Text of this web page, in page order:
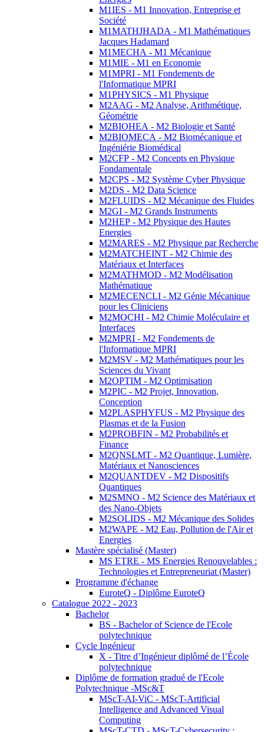
M1IES - M1 Innovation, Entreprise et
Société
M1MATHJHADA - M1 Mathématiques
Jacques Hadamard
M1MECHA - M1 Mécanique
M1MIE - M1 en Economie
M1MPRI - M1 Fondements de
l'Informatique MPRI
M1PHYSICS - M1 Physique
M2AAG - M2 Analyse, Arithmétique,
Géométrie
M2BIOHEA - M2 Biologie et Santé
M2BIOMECA - M2 Biomécanique et
Ingéniérie Biomédical
M2CFP - M2 Concepts en Physique
Fondamentale
M2CPS - M2 Système Cyber Physique
M2DS - M2 Data Science
M2FLUIDS - M2 Mécanique des Fluides
M2GI - M2 Grands Instruments
M2HEP - M2 Physique des Hautes
Energies
M2MARES - M2 Physique par Recherche
M2MATCHEINT - M2 Chimie des
Matériaux et Interfaces
M2MATHMOD - M2 Modélisation
Mathématique
M2MECENCLI - M2 Génie Mécanique
pour les Cliniciens
M2MOCHI - M2 Chimie Moléculaire et
Interfaces
M2MPRI - M2 Fondements de
l'Informatique MPRI
M2MSV - M2 Mathématiques pour les
Sciences du Vivant
M2OPTIM - M2 Optimisation
M2PIC - M2 Projet, Innovation,
Conception
M2PLASPHYFUS - M2 Physique des
Plasmas et de la Fusion
M2PROBFIN - M2 Probabilités et
Finance
M2QNSLMT - M2 Quantique, Lumière,
Matériaux et Nanosciences
M2QUANTDEV - M2 Dispositifs
Quantiques
M2SMNO - M2 Science des Matériaux et
des Nano-Objets
M2SOLIDS - M2 Mécanique des Solides
M2WAPE - M2 Eau, Pollution de l'Air et
Energies
Mastère spécialisé (Master)
MS ETRE - MS Energies Renouvelables :
Technologies et Entrepreneuriat (Master)
Programme d'échange
EuroteQ - Diplôme EuroteQ
Catalogue 2022 - 2023
Bachelor
BS - Bachelor of Science de l'Ecole
polytechnique
Cycle Ingénieur
X - Titre d’Ingénieur diplômé de l’École
polytechnique
Diplôme de formation gradué de l'Ecole
Polytechnique -MSc&T
MScT-AI-ViC - MScT-Artificial
Intelligence and Advanced Visual
Computing